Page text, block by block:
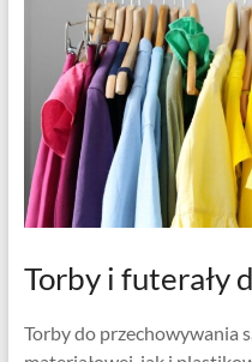
Torby i futerały
Torby do przechowywania